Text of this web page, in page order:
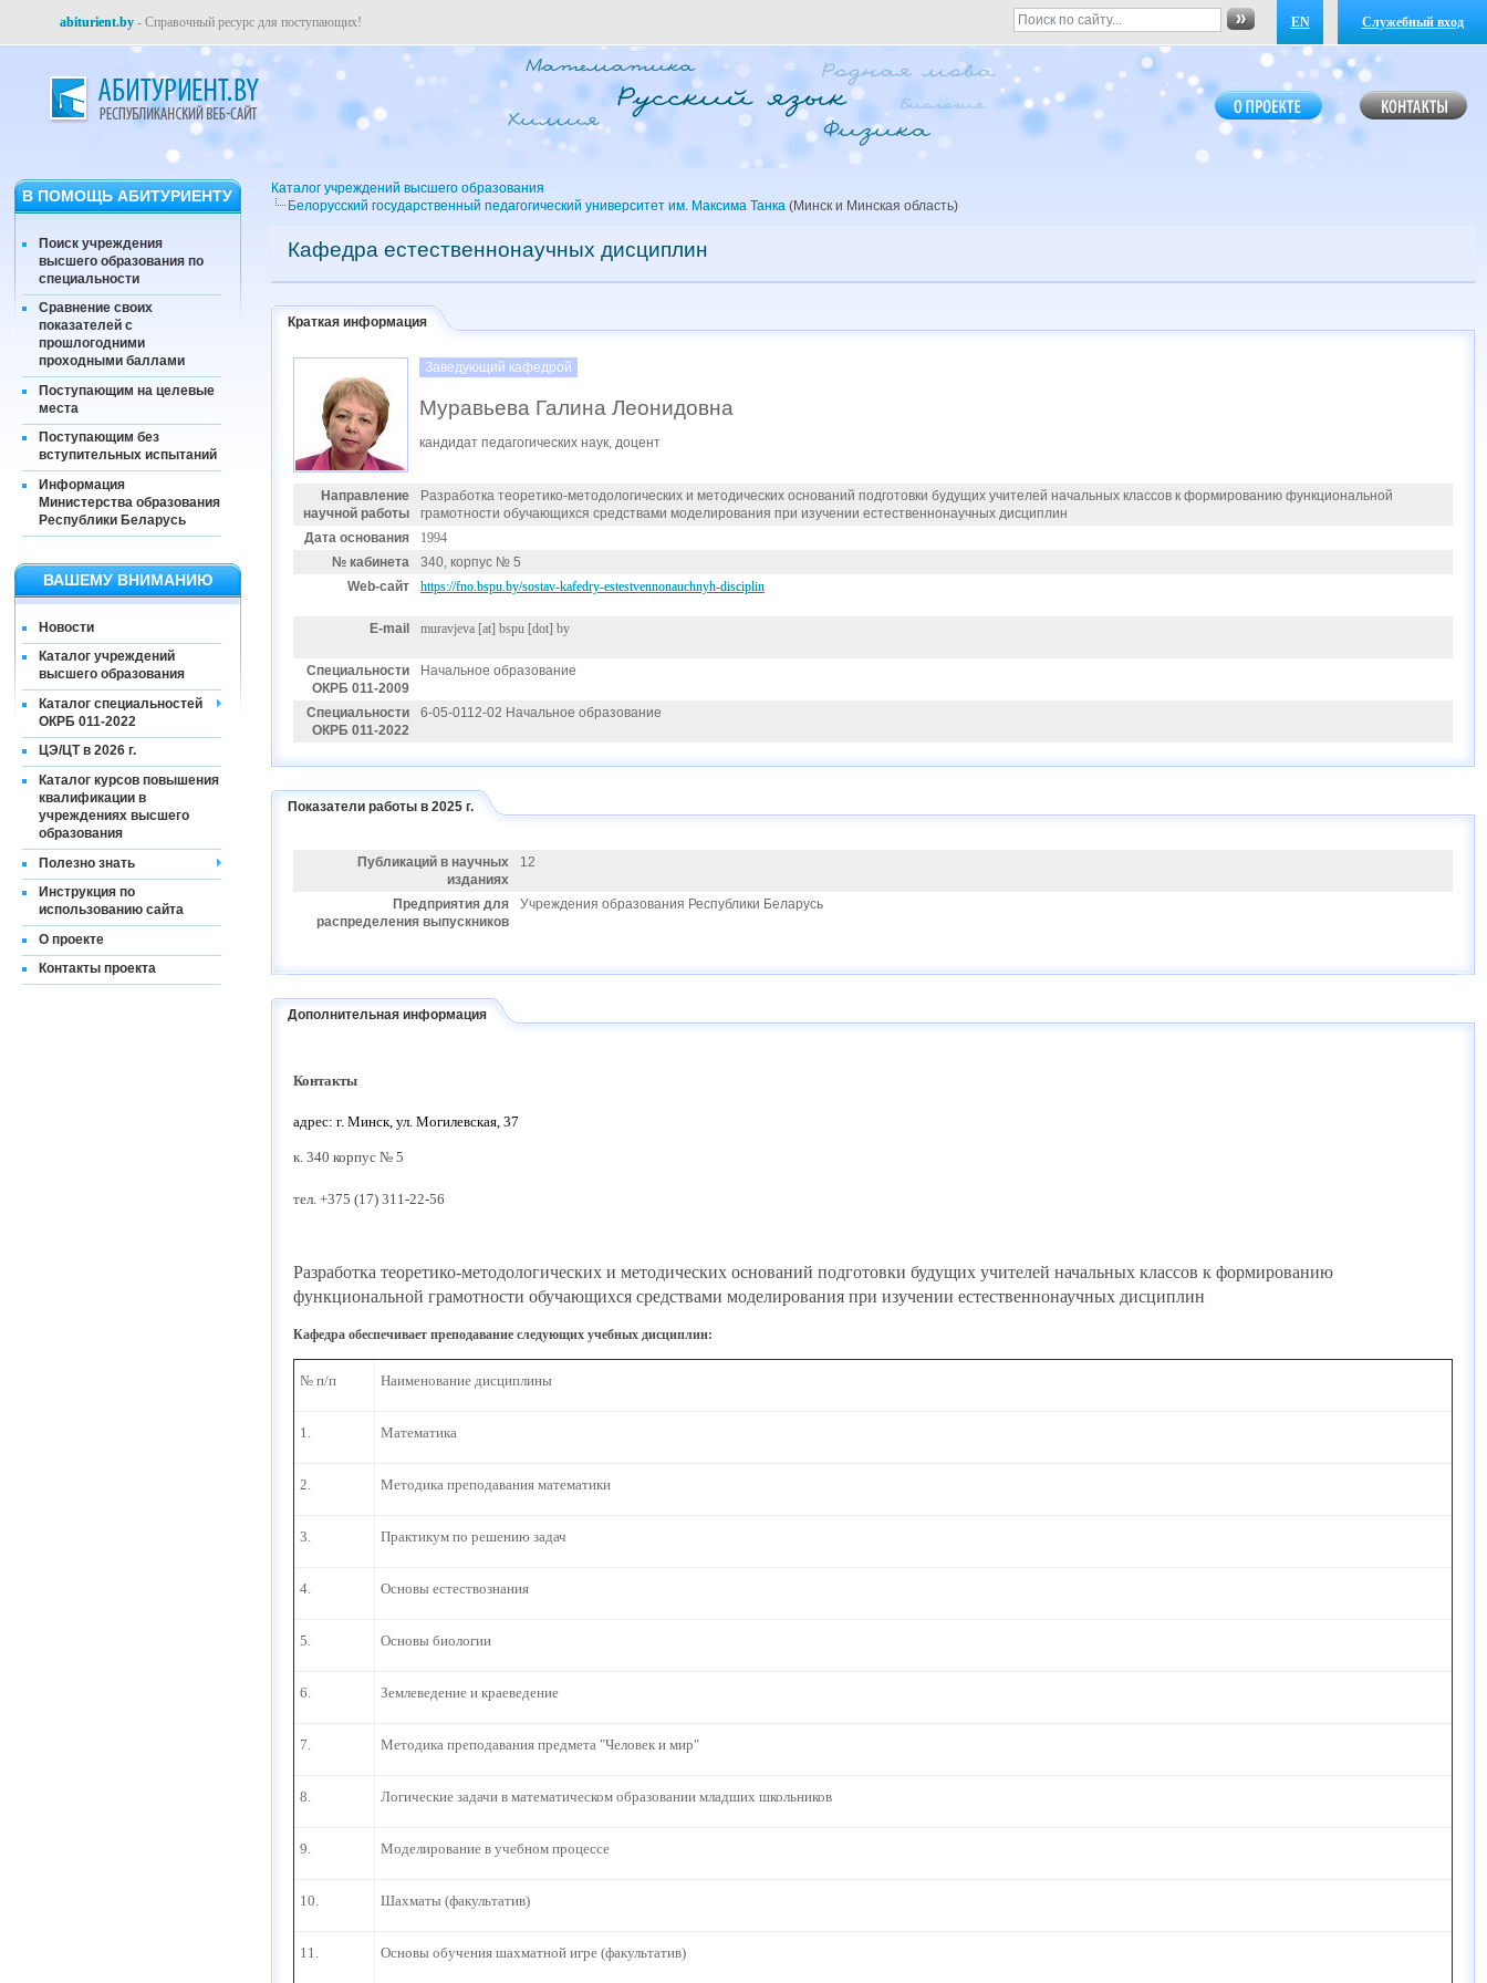
EN Служебный вход
abiturient.by - Справочный ресурс для поступающих!
В ПОМОЩЬ АБИТУРИЕНТУ
Поиск учреждения
высшего образования по
специальности
Сравнение своих
показателей с
прошлогодними
проходными баллами
Поступающим на целевые
места
Поступающим без
вступительных испытаний
Информация
Министерства образования
Республики Беларусь
ВАШЕМУ ВНИМАНИЮ
Новости
Каталог учреждений
высшего образования
Каталог специальностей
ОКРБ 011-2022
ЦЭ/ЦТ в 2026 г.
Каталог курсов повышения
квалификации в
учреждениях высшего
образования
Полезно знать
Инструкция по
использованию сайта
О проекте
Контакты проекта
Каталог учреждений высшего образования
Белорусский государственный педагогический университет им. Максима Танка (Минск и Минская область)
Кафедра естественнонаучных дисциплин
Краткая информация
Заведующий кафедрой
Муравьева Галина Леонидовна
кандидат педагогических наук, доцент
Направление
научной работы
Разработка теоретико-методологических и методических оснований подготовки будущих учителей начальных классов к формированию функциональной
грамотности обучающихся средствами моделирования при изучении естественнонаучных дисциплин
Дата основания
1994
№ кабинета
340, корпус № 5
Web-сайт
https://fno.bspu.by/sostav-kafedry-estestvennonauchnyh-disciplin
E-mail muravjeva [at] bspu [dot] by
Специальности
ОКРБ 011-2009
Начальное образование
Специальности
ОКРБ 011-2022
6-05-0112-02 Начальное образование
Показатели работы в 2025 г.
Публикаций в научных
изданиях
12
Предприятия для
распределения выпускников
Учреждения образования Республики Беларусь
Дополнительная информация
Контакты
адрес: г. Минск, ул. Могилевская, 37
к. 340 корпус № 5
тел. +375 (17) 311-22-56
Разработка теоретико-методологических и методических оснований подготовки будущих учителей начальных классов к формированию
функциональной грамотности обучающихся средствами моделирования при изучении естественнонаучных дисциплин
Кафедра обеспечивает преподавание следующих учебных дисциплин:
№ п/п Наименование дисциплины
1. Математика
2. Методика преподавания математики
3. Практикум по решению задач
4. Основы естествознания
5. Основы биологии
6. Землеведение и краеведение
7. Методика преподавания предмета "Человек и мир"
8. Логические задачи в математическом образовании младших школьников
9. Моделирование в учебном процессе
10. Шахматы (факультатив)
11. Основы обучения шахматной игре (факультатив)